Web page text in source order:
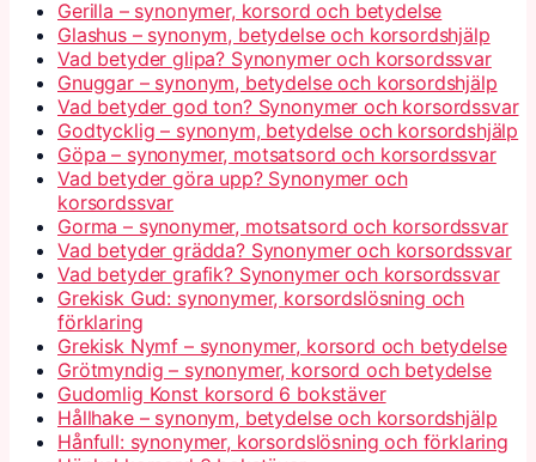
Gerilla – synonymer, korsord och betydelse
Glashus – synonym, betydelse och korsordshjälp
Vad betyder glipa? Synonymer och korsordssvar
Gnuggar – synonym, betydelse och korsordshjälp
Vad betyder god ton? Synonymer och korsordssvar
Godtycklig – synonym, betydelse och korsordshjälp
Göpa – synonymer, motsatsord och korsordssvar
Vad betyder göra upp? Synonymer och
korsordssvar
Gorma – synonymer, motsatsord och korsordssvar
Vad betyder grädda? Synonymer och korsordssvar
Vad betyder grafik? Synonymer och korsordssvar
Grekisk Gud: synonymer, korsordslösning och
förklaring
Grekisk Nymf – synonymer, korsord och betydelse
Grötmyndig – synonymer, korsord och betydelse
Gudomlig Konst korsord 6 bokstäver
Hållhake – synonym, betydelse och korsordshjälp
Hånfull: synonymer, korsordslösning och förklaring